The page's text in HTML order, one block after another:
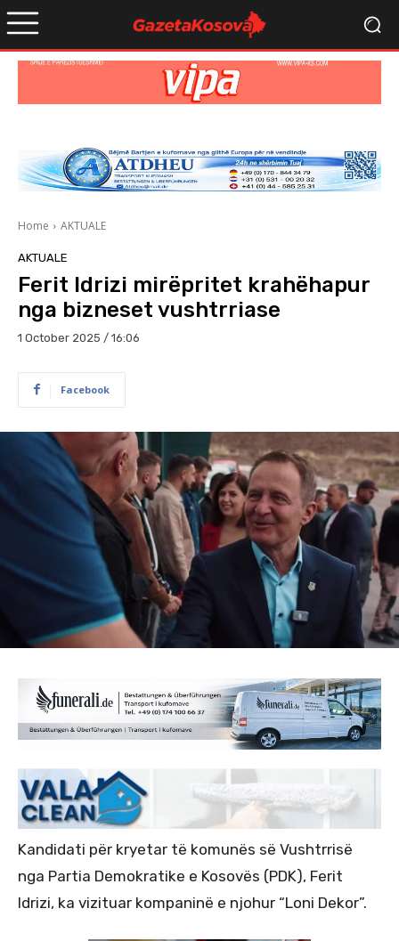
Home AKTUALE
AKTUALE
Ferit Idrizi mirëpritet krahëhapur
nga bizneset vushtrriase
1 October 2025 / 16:06
Facebook
Kandidati për kryetar të komunës së Vushtrrisë
nga Partia Demokratike e Kosovës (PDK), Ferit
Idrizi, ka vizituar kompaninë e njohur “Loni Dekor”.